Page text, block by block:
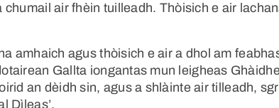
chumail air fhèin tuilleadh. Thòisich e air
amhaich agus thòisich e air a dhol am
Gallta iongantas mun leigheas
an dèidh sin, agus a shlàinte air tilleadh,
Dìleas’.